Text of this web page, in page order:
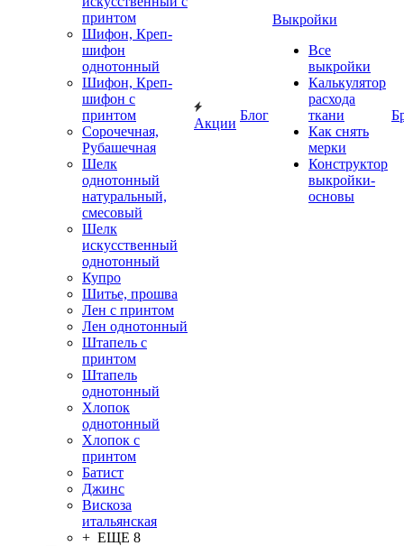
принтом
Шифон, Креп-
шифон
однотонный
Шифон, Креп-
шифон с
принтом
Сорочечная,
Рубашечная
Шелк
однотонный
натуральный,
смесовый
Шелк
искусственный
однотонный
Купро
Шитье, прошва
Лен с принтом
Лен однотонный
Штапель с
принтом
Штапель
однотонный
Хлопок
однотонный
Хлопок с
принтом
Батист
Джинс
Вискоза
итальянская
+ ЕЩЕ 8
Акции
Блог
Выкройки
Все
выкройки
Калькулятор
расхода
ткани
Как снять
мерки
Конструктор
выкройки-
основы